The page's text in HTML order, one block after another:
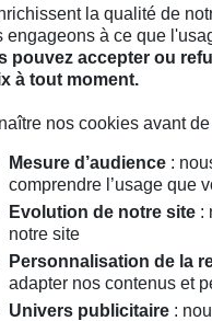
la qualité de
engageons à ce que
pouvez accepter ou
à tout moment.
nos cookies avant
Mesure d’audience :
comprendre l’usage que
Evolution de notre site :
notre site
Personnalisation de la
adapter nos contenus et
Univers publicitaire :